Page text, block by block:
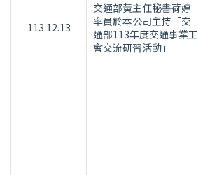
113.12.13
交通部黃主任秘書荷婷
率員於本公司主持「交
通部113年度交通事業工
會交流研習活動」